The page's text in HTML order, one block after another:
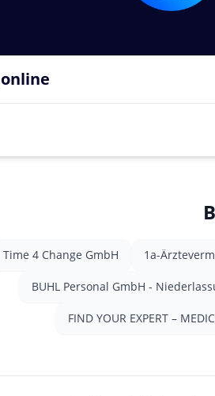
Time 4 Change GmbH 1a-
BUHL Personal GmbH -
FIND YOUR EXPERT –